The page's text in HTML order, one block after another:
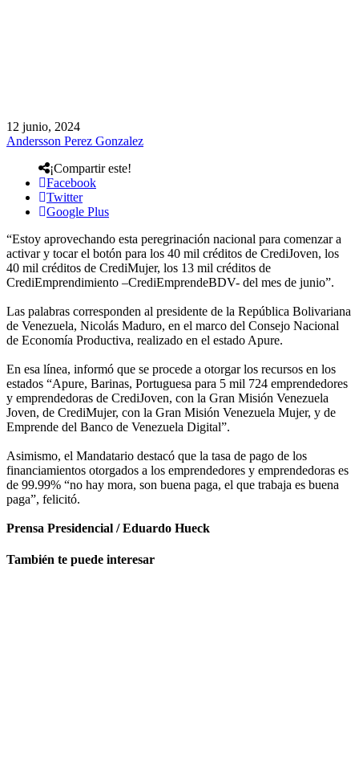
12 junio, 2024
Andersson Perez Gonzalez
¡Compartir este!
Facebook
Twitter
Google Plus
“Estoy aprovechando esta peregrinación nacional para comenzar a
activar y tocar el botón para los 40 mil créditos de CrediJoven, los
40 mil créditos de CrediMujer, los 13 mil créditos de
CrediEmprendimiento –CrediEmprendeBDV- del mes de junio”.
Las palabras corresponden al presidente de la República Bolivariana
de Venezuela, Nicolás Maduro, en el marco del Consejo Nacional
de Economía Productiva, realizado en el estado Apure.
En esa línea, informó que se procede a otorgar los recursos en los
estados “Apure, Barinas, Portuguesa para 5 mil 724 emprendedores
y emprendedoras de CrediJoven, con la Gran Misión Venezuela
Joven, de CrediMujer, con la Gran Misión Venezuela Mujer, y de
Emprende del Banco de Venezuela Digital”.
Asimismo, el Mandatario destacó que la tasa de pago de los
financiamientos otorgados a los emprendedores y emprendedoras es
de 99.99% “no hay mora, son buena paga, el que trabaja es buena
paga”, felicitó.
Prensa Presidencial / Eduardo Hueck
También te puede interesar